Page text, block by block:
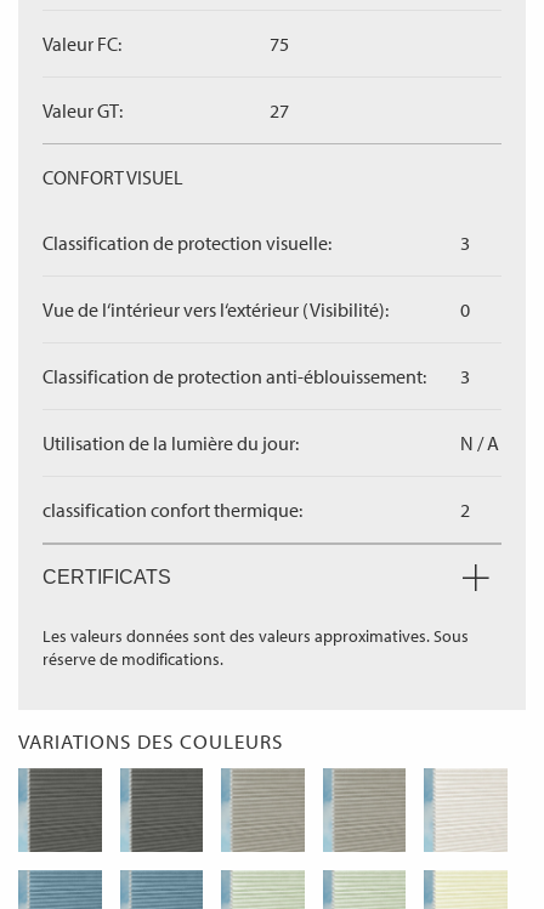
Valeur FC: 75
Valeur GT: 27
CONFORT VISUEL
Classification de protection visuelle: 3
Vue de l‘intérieur vers l‘extérieur (Visibilité): 0
Classification de protection anti-éblouissement: 3
Utilisation de la lumière du jour: N / A
classification confort thermique: 2
CERTIFICATS
Les valeurs données sont des valeurs approximatives. Sous
réserve de modifications.
VARIATIONS DES COULEURS